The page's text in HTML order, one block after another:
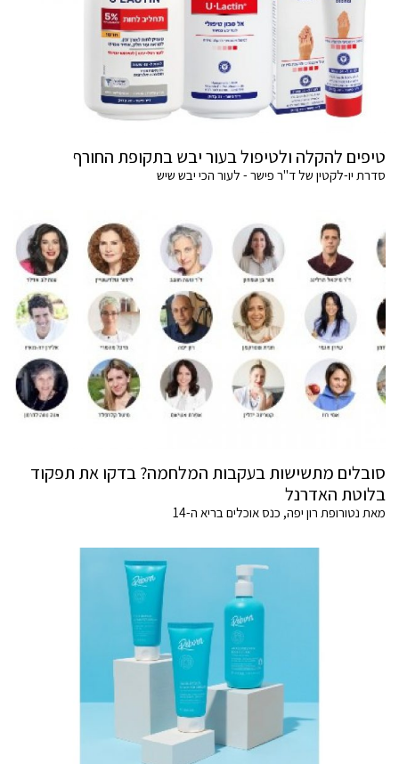
טיפים להקלה ולטיפול בעור יבש בתקופת החורף
סדרת יו-לקטין של ד"ר פישר - לעור הכי יבש שיש
סובלים מתשישות בעקבות המלחמה? בדקו את תפקוד
בלוטת האדרנל
מאת נטורופת רון יפה, כנס אוכלים בריא ה-14